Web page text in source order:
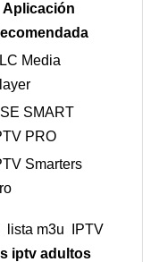
Aplicación
Media
SMART
PRO
Smarters
lista m3u IPTV
iptv adultos